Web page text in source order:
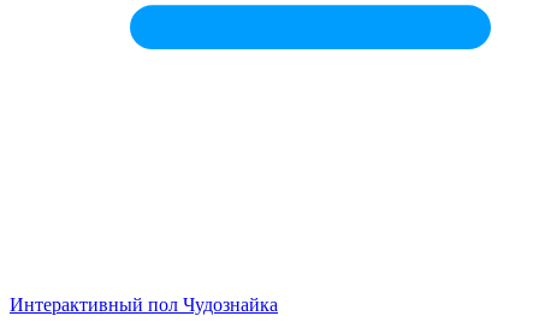
Интерактивный пол Чудознайка